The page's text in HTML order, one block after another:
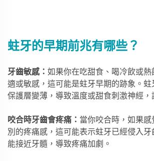
蛀牙的早期前兆有哪些？
牙齒敏感： 如果你在吃甜食、喝冷飲或
適或敏感，這可能是蛀牙早期的跡象。
保護層變薄，導致溫度或甜食刺激神經，
咬合時牙齒會疼痛： 當你咬合時，如果
別的疼痛感，這可能表示蛀牙已經侵入
能接近牙髓，導致疼痛加劇。